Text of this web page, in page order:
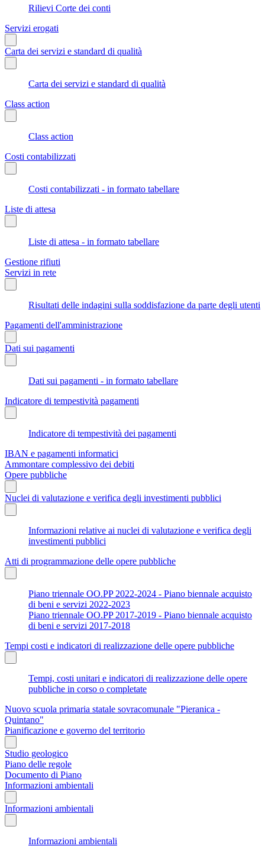
Rilievi Corte dei conti
Servizi erogati
Carta dei servizi e standard di qualità
Carta dei servizi e standard di qualità
Class action
Class action
Costi contabilizzati
Costi contabilizzati - in formato tabellare
Liste di attesa
Liste di attesa - in formato tabellare
Gestione rifiuti
Servizi in rete
Risultati delle indagini sulla soddisfazione da parte degli utenti
Pagamenti dell'amministrazione
Dati sui pagamenti
Dati sui pagamenti - in formato tabellare
Indicatore di tempestività pagamenti
Indicatore di tempestività dei pagamenti
IBAN e pagamenti informatici
Ammontare complessivo dei debiti
Opere pubbliche
Nuclei di valutazione e verifica degli investimenti pubblici
Informazioni relative ai nuclei di valutazione e verifica degli
investimenti pubblici
Atti di programmazione delle opere pubbliche
Piano triennale OO.PP 2022-2024 - Piano biennale acquisto
di beni e servizi 2022-2023
Piano triennale OO.PP 2017-2019 - Piano biennale acquisto
di beni e servizi 2017-2018
Tempi costi e indicatori di realizzazione delle opere pubbliche
Tempi, costi unitari e indicatori di realizzazione delle opere
pubbliche in corso o completate
Nuovo scuola primaria statale sovracomunale "Pieranica -
Quintano"
Pianificazione e governo del territorio
Studio geologico
Piano delle regole
Documento di Piano
Informazioni ambientali
Informazioni ambientali
Informazioni ambientali